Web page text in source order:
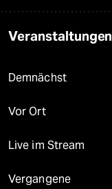
Veranstaltungen
Demnächst
Vor Ort
Live im Stream
Vergangene